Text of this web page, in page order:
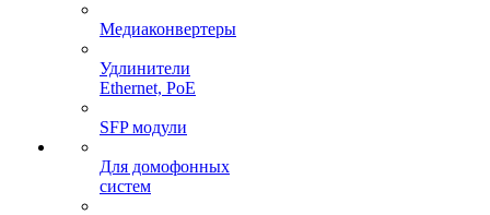
Медиаконвертеры
Удлинители
Ethernet, PoE
SFP модули
Для домофонных
систем